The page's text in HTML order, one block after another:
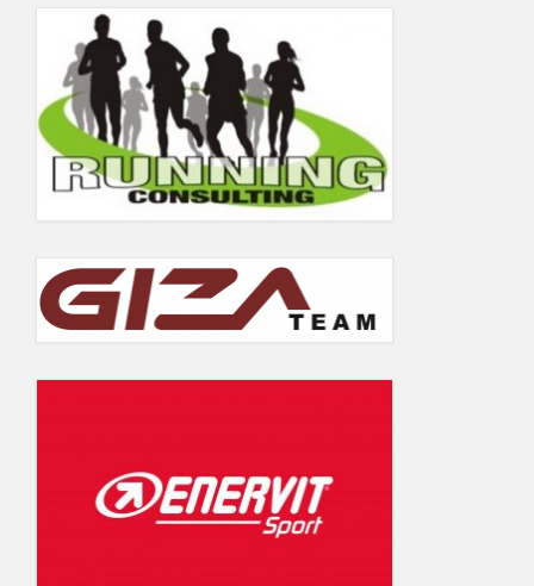
8.05.2019
5.06.2019
Wyniki Warsaw Track Cup 2018
Wyniki Warsaw Track Cup 2017
Wyniki Warsaw Track Cup 2016
Wyniki Warsaw Track Cup 2014
Wyniki Warsaw Track Cup 2013
KONTAKT